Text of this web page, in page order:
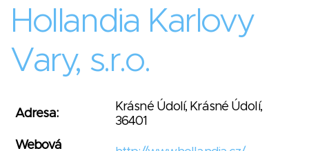
Hollandia Karlovy
Vary, s.r.o.
Adresa:
Krásné Údolí, Krásné Údolí,
36401
Webová